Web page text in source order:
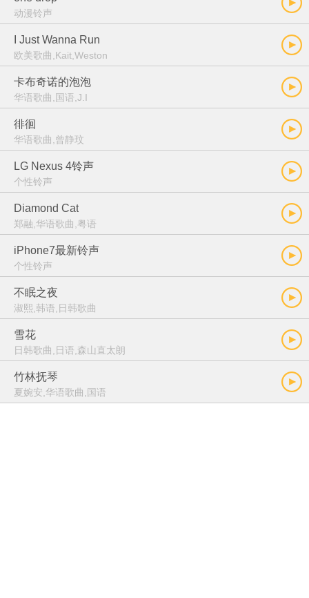
动漫铃声
I Just Wanna Run
欧美歌曲,Kait,Weston
卡布奇诺的泡泡
华语歌曲,国语,J.I
徘徊
华语歌曲,曾静玟
LG Nexus 4铃声
个性铃声
Diamond Cat
郑融,华语歌曲,粤语
iPhone7最新铃声
个性铃声
不眠之夜
淑熙,韩语,日韩歌曲
雪花
日韩歌曲,日语,森山直太朗
竹林抚琴
夏婉安,华语歌曲,国语